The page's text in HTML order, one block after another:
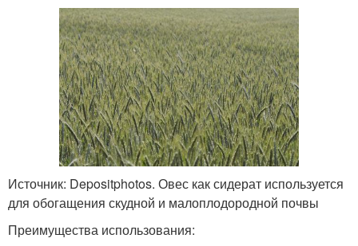
Источник: Depositphotos. Овес как сидерат используется
для обогащения скудной и малоплодородной почвы
Преимущества использования: